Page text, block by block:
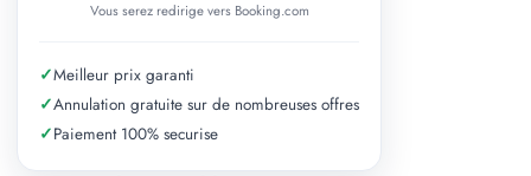
Vous serez redirige vers Booking.com
✓Meilleur prix garanti
✓Annulation gratuite sur de nombreuses offres
✓Paiement 100% securise